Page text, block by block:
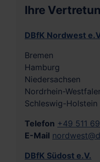
Ihre
DBfK Nordwest
Bremen
Hamburg
Niedersachsen
Nordrhein-
Schleswig-Holstein
Telefon +49 511
E-Mail
DBfK Südost e.V.